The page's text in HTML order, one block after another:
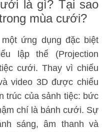
là gì? Tại sao
mùa cưới?
một ứng dụng đặc biệt
lập thể (Projection
cưới. Thay vì chiếu
video 3D được chiếu
trúc của sảnh tiệc: bức
chí là bánh cưới. Sự
sáng, âm thanh và